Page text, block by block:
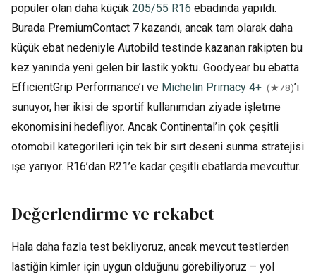
popüler olan daha küçük 205/55 R16 ebadında yapıldı.
Burada PremiumContact 7 kazandı, ancak tam olarak daha
küçük ebat nedeniyle Autobild testinde kazanan rakipten bu
kez yanında yeni gelen bir lastik yoktu. Goodyear bu ebatta
EfficientGrip Performance’ı ve Michelin Primacy 4+ (★78)’ı
sunuyor, her ikisi de sportif kullanımdan ziyade işletme
ekonomisini hedefliyor. Ancak Continental’in çok çeşitli
otomobil kategorileri için tek bir sırt deseni sunma stratejisi
işe yarıyor. R16’dan R21’e kadar çeşitli ebatlarda mevcuttur.
Değerlendirme ve rekabet
Hala daha fazla test bekliyoruz, ancak mevcut testlerden
lastiğin kimler için uygun olduğunu görebiliyoruz – yol